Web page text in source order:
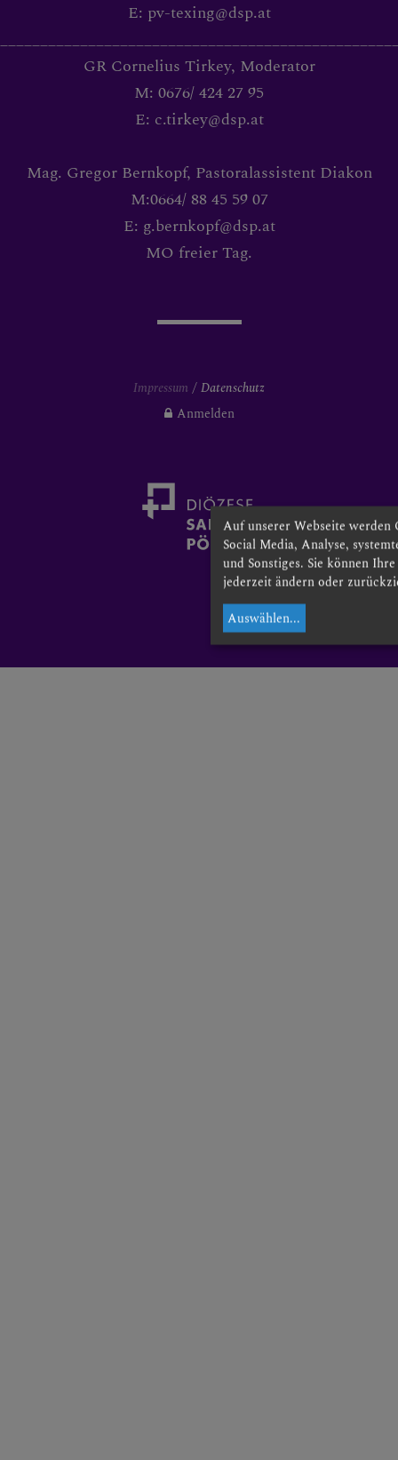
E: pv-texing@dsp.at
GR Cornelius Tirkey, Moderator
M: 0676/ 424 27 95
E: c.tirkey@dsp.at
Mag. Gregor Bernkopf, Pastoralassistent Diakon
M:0664/ 88 45 59 07
E: g.bernkopf@dsp.at
MO freier Tag.
Impressum
Datenschutz
Anmelden
Auf unserer Webseite werden
Social Media, Analyse,
und Sonstiges. Sie können
jederzeit ändern oder
Auswählen...